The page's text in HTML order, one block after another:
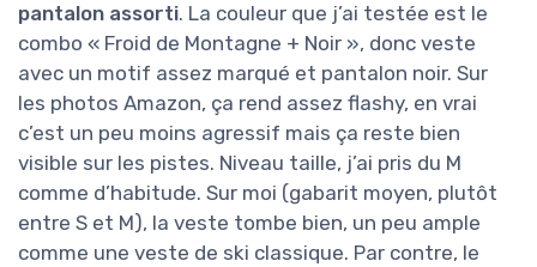
pantalon assorti. La couleur que j’ai testée est le
combo « Froid de Montagne + Noir », donc veste
avec un motif assez marqué et pantalon noir. Sur
les photos Amazon, ça rend assez flashy, en vrai
c’est un peu moins agressif mais ça reste bien
visible sur les pistes. Niveau taille, j’ai pris du M
comme d’habitude. Sur moi (gabarit moyen, plutôt
entre S et M), la veste tombe bien, un peu ample
comme une veste de ski classique. Par contre, le